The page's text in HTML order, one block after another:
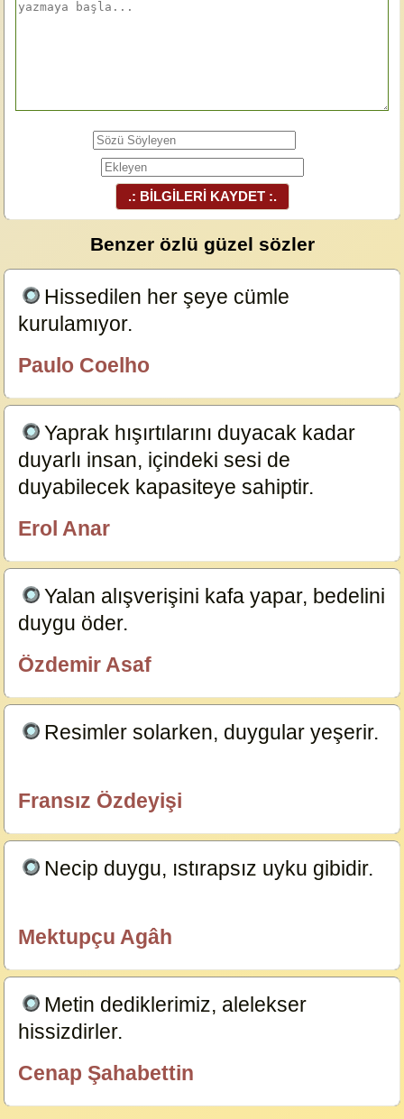
.: BİLGİLERİ KAYDET :.
Benzer özlü güzel sözler
Hissedilen her şeye cümle
kurulamıyor.
Paulo Coelho
Yaprak hışırtılarını duyacak kadar
duyarlı insan, içindeki sesi de
duyabilecek kapasiteye sahiptir.
Erol Anar
Yalan alışverişini kafa yapar, bedelini
duygu öder.
Özdemir Asaf
Resimler solarken, duygular yeşerir.
Fransız Özdeyişi
Necip duygu, ıstırapsız uyku gibidir.
Mektupçu Agâh
Metin dediklerimiz, alelekser
hissizdirler.
Cenap Şahabettin